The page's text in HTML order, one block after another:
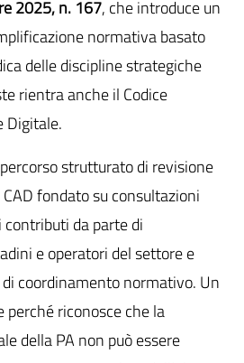
2025, n. 167, che introduce un
normativa basato
delle discipline strategiche
rientra anche il Codice
Digitale.
strutturato di revisione
fondato su consultazioni
da parte di
e operatori del settore e
coordinamento normativo. Un
riconosce che la
della PA non può essere